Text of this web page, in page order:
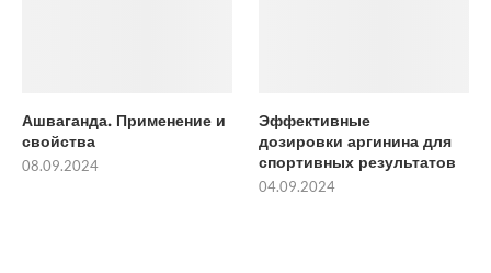
Ашваганда. Применение и
свойства
08.09.2024
Эффективные
дозировки аргинина для
спортивных результатов
04.09.2024